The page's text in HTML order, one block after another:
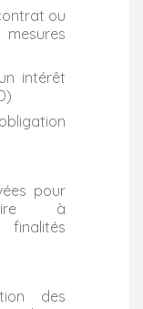
ou
intérêt
pour
à
des